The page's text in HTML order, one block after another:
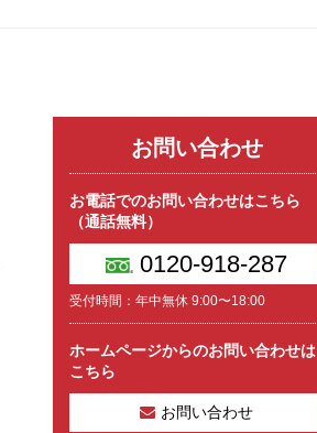
お問い合わせ
お電話でのお問い合わせはこちら
（通話無料）
0120-918-287
受付時間：年中無休 9:00〜18:00
ホームページからのお問い合わせは
こちら
お問い合わせ